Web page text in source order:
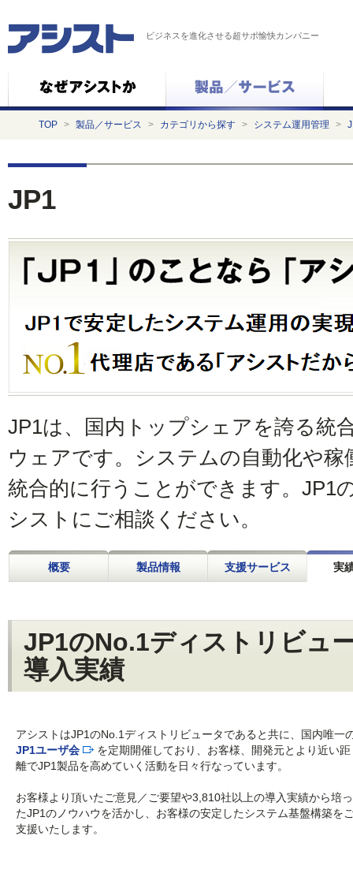
ビジネスを進化させる超サポ愉快カンパニー
TOP > 製品／サービス > カテゴリから探す > システム運用管理 >
JP1
JP1は、国内トップシェアを誇る統
ウェアです。システムの自動化や稼
統合的に行うことができます。JP1
シストにご相談ください。
概要 製品情報 支援サービス 実
JP1のNo.1ディストリビュ
導入実績
アシストはJP1のNo.1ディストリビュータであると共に、国内唯一
JP1ユーザ会
を定期開催しており、お客様、開発元とより近い距
離でJP1製品を高めていく活動を日々行なっています。
お客様より頂いたご意見／ご要望や3,810社以上の導入実績から培っ
たJP1のノウハウを活かし、お客様の安定したシステム基盤構築を
支援いたします。